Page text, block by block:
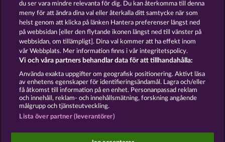
Användarvillkor Sekretesspolicy Avtryck
Om Företaget FAQ Facebook
Skicka in en begäran om att ångra köpet
Sociala casinospel är endast avsedda för
du ser vara mindre relevanta för dig. Du kan återkomma till denna
meny för att ändra dina val eller återkalla ditt samtycke när som
helst genom att klicka på länken Hantera preferenser längst ned
på webbsidan [eller den flytande ikonen längst ned till vänster på
webbsidan, om tillämpligt]. Dina val kommer att ha effekt inom
vår Webbplats. Mer information finns i vår integritetspolicy.
Vi och våra partners behandlar data för att tillhandahålla:
Använda exakta uppgifter om geografisk positionering. Aktivt läsa
av enhetens egenskaper för identifieringsändamål. Lagra och/eller
få åtkomst till information på en enhet. Personanpassad reklam
och innehåll, reklam- och innehållsmätning, forskning angående
målgrupp och tjänsteutveckling.
Lista över partner (leverantörer)